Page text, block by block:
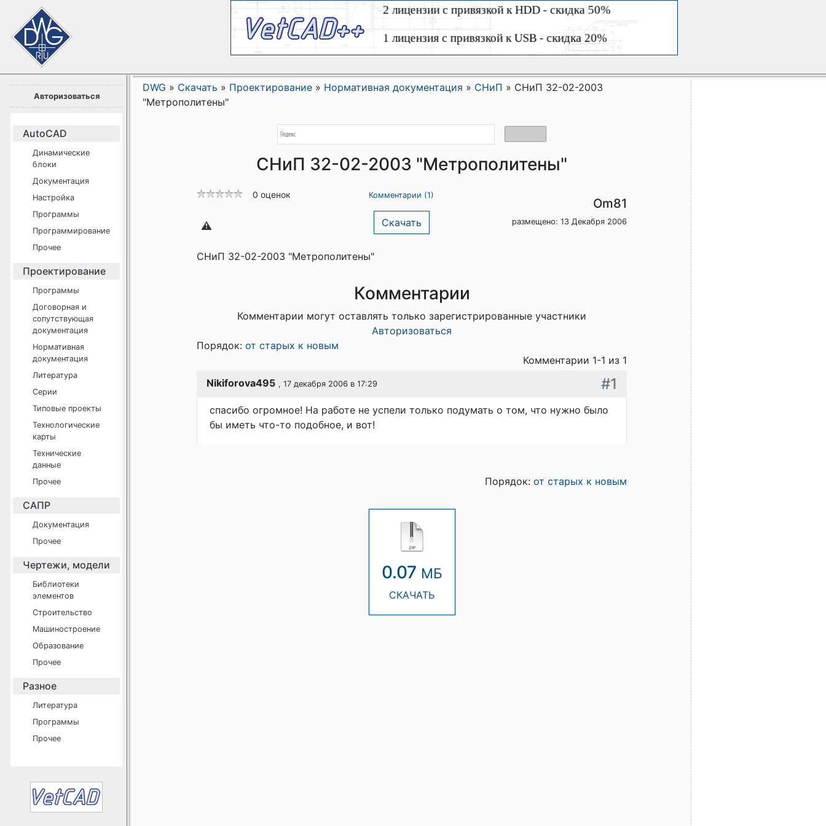
Авторизоваться
AutoCAD
Динамические
блоки
Документация
Настройка
Программы
Программирование
Прочее
Проектирование
Программы
Договорная и
сопутствующая
документация
Нормативная
документация
Литература
Серии
Типовые проекты
Технологические
карты
Технические
данные
Прочее
САПР
Документация
Прочее
Чертежи, модели
Библиотеки
элементов
Строительство
Машиностроение
Образование
Прочее
Разное
Литература
Программы
Прочее
DWG » Скачать » Проектирование » Нормативная документация » СНиП » СНиП 32-02-2003
"Метрополитены"
СНиП 32-02-2003 "Метрополитены"
0 оценок Комментарии (1)
Скачать
Om81
размещено: 13 Декабря 2006
СНиП 32-02-2003 "Метрополитены"
Комментарии
Комментарии могут оставлять только зарегистрированные участники
Авторизоваться
Порядок: от старых к новым
Комментарии 1-1 из 1
Nikiforova495 , 17 декабря 2006 в 17:29 #1
спасибо огромное! На работе не успели только подумать о том, что нужно было
бы иметь что-то подобное, и вот!
Порядок: от старых к новым
0.07 МБ
СКАЧАТЬ